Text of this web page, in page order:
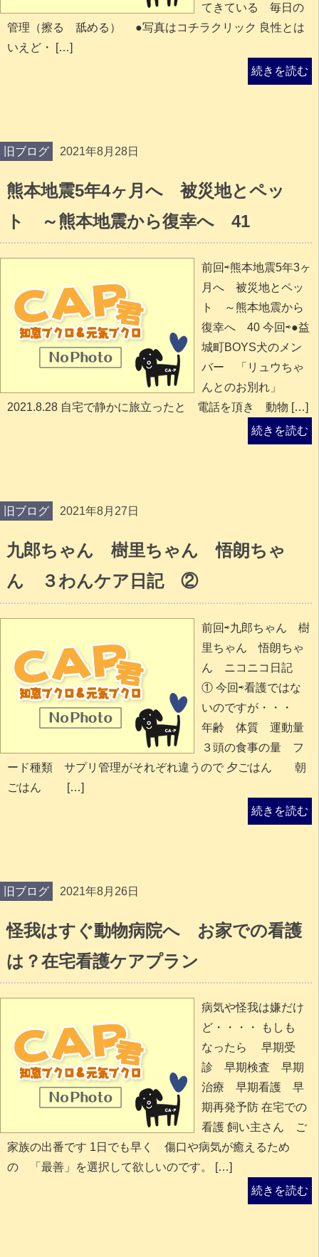
てきている 毎日の
管理（擦る 舐める） ●写真はコチラクリック 良性とは
いえど・ […]
続きを読む
旧ブログ 2021年8月28日
熊本地震5年4ヶ月へ 被災地とペッ
ト ～熊本地震から復幸へ 41
前回⇨熊本地震5年3ヶ
月へ 被災地とペッ
ト ～熊本地震から
復幸へ 40 今回⇨●益
城町BOYS犬のメン
バー 「リュウちゃ
んとのお別れ」
2021.8.28 自宅で静かに旅立ったと 電話を頂き 動物 […]
続きを読む
旧ブログ 2021年8月27日
九郎ちゃん 樹里ちゃん 悟朗ちゃ
ん ３わんケア日記 ②
前回⇨九郎ちゃん 樹
里ちゃん 悟朗ちゃ
ん ニコニコ日記
① 今回⇨看護ではな
いのですが・・・
年齢 体質 運動量
３頭の食事の量 フ
ード種類 サプリ管理がそれぞれ違うので 夕ごはん 朝
ごはん […]
続きを読む
旧ブログ 2021年8月26日
怪我はすぐ動物病院へ お家での看護
は？在宅看護ケアプラン
病気や怪我は嫌だけ
ど・・・・ もしも
なったら 早期受
診 早期検査 早期
治療 早期看護 早
期再発予防 在宅での
看護 飼い主さん ご
家族の出番です 1日でも早く 傷口や病気が癒えるため
の 「最善」を選択して欲しいのです。 […]
続きを読む